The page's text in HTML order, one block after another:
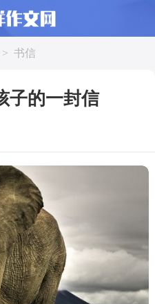
> 书信
子的一封信